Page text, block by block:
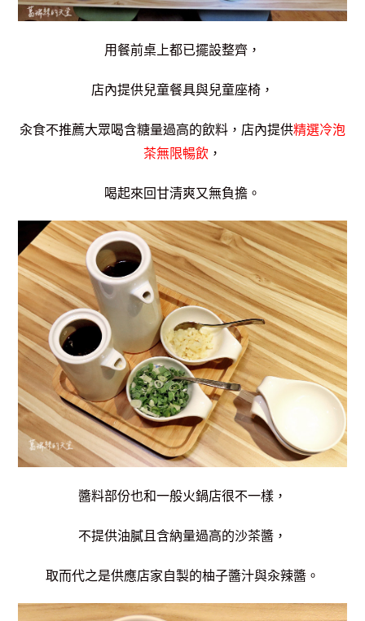
用餐前桌上都已擺設整齊，
店內提供兒童餐具與兒童座椅，
汆食不推薦大眾喝含糖量過高的飲料，店內提供精選冷泡
茶無限暢飲 ，
喝起來回甘清爽又無負擔。
醬料部份也和一般火鍋店很不一樣，
不提供油膩且含納量過高的沙茶醬，
取而代之是供應店家自製的柚子醬汁與汆辣醬。